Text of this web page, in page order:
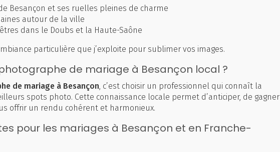
Besançon et ses ruelles pleines de charme
autour de la ville
dans le Doubs et la Haute-Saône
particulière que j’exploite pour sublimer vos images.
de mariage à Besançon local ?
de mariage à Besançon , c’est choisir un professionnel qui connaît la
spots photo. Cette connaissance locale permet d’anticiper, de gagner
offrir un rendu cohérent et harmonieux.
pour les mariages à Besançon et en Franche-